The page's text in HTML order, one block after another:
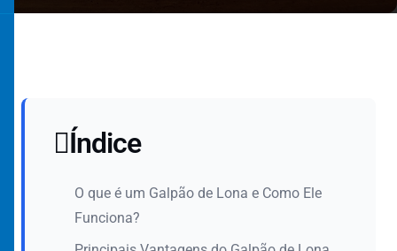
Índice
O que é um Galpão de Lona e Como Ele
Funciona?